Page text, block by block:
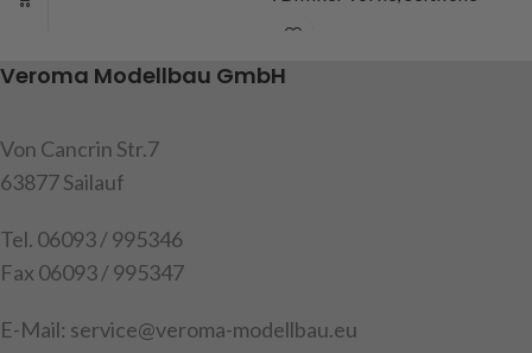
Begrenzungsleuchte mit
original Fahrzeug leuchtet der
und 1 rechte
Veroma Modellbau GmbH
Von Cancrin Str.7
63877 Sailauf
Tel. 06093 / 995346
Fax 06093 / 995347
E-Mail: service@veroma-modellbau.eu